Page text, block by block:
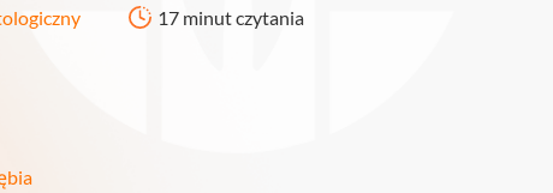
Implanty
17 minut czytania